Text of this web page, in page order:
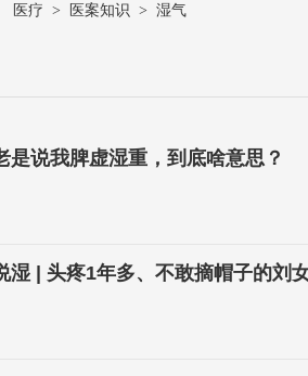
医疗 > 医案知识 > 湿气
是说我脾虚湿重，到底啥意思？
湿 | 头疼1年多、不敢摘帽子的刘